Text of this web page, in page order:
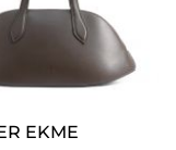
EKME